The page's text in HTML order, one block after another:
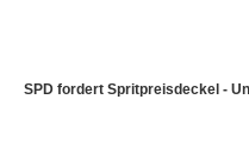
SPD fordert Spritpreisdeckel -